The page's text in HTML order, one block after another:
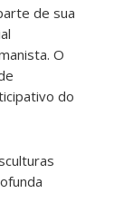
de sua
O
do